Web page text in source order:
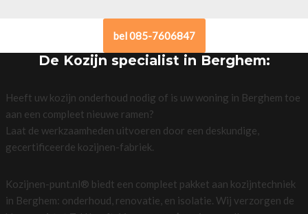
bel 085-7606847
De Kozijn specialist in Berghem:
Heeft uw kozijn onderhoud nodig of is uw woning in Berghem toe
aan een compleet nieuwe ramen?
Laat de werkzaamheden uitvoeren door een deskundige,
gecertificeerde kozijnen-fabriek.
Kozijnen-punt.nl® biedt een compleet pakket aan kozijntechniek
in Berghem: onderhoud, renovatie, en isolatie. Wij verzorgen de